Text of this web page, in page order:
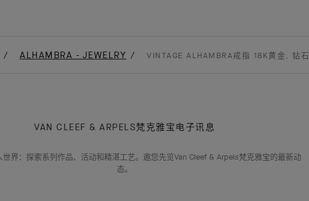
ALHAMBRA - JEWELRY VINTAGE ALHAMBRA戒指 18K黄金, 钻石
VAN CLEEF & ARPELS梵克雅宝电子讯息
世界：探索系列作品、活动和精湛工艺。邀您先览Van Cleef & Arpels梵克雅宝的最新动
态。